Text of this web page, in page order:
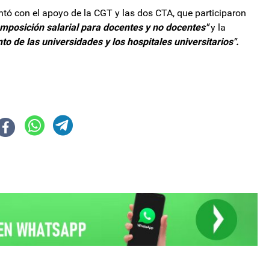
con el apoyo de la CGT y las dos CTA, que participaron
salarial para docentes y no docentes"y la
de las universidades y los hospitales universitarios".
a becas universitarias
miércoles: a qué hora comienza la medida y qué bancos estarán